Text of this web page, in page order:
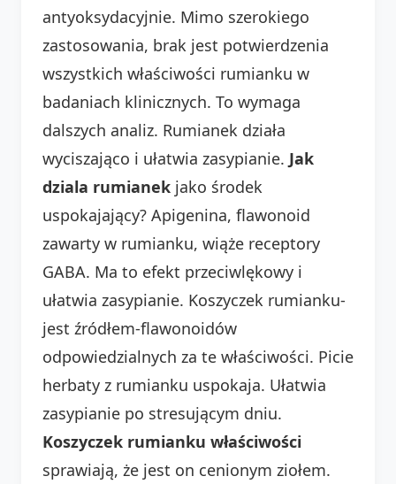
antyoksydacyjnie. Mimo szerokiego
zastosowania, brak jest potwierdzenia
wszystkich właściwości rumianku w
badaniach klinicznych. To wymaga
dalszych analiz. Rumianek działa
wyciszająco i ułatwia zasypianie. Jak
dziala rumianek jako środek
uspokajający? Apigenina, flawonoid
zawarty w rumianku, wiąże receptory
GABA. Ma to efekt przeciwlękowy i
ułatwia zasypianie. Koszyczek rumianku-
jest źródłem-flawonoidów
odpowiedzialnych za te właściwości. Picie
herbaty z rumianku uspokaja. Ułatwia
zasypianie po stresującym dniu.
Koszyczek rumianku właściwości
sprawiają, że jest on cenionym ziołem.